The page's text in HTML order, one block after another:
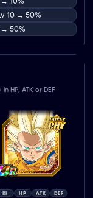
10 → 50%
→ 50%
HP, ATK or DEF
KI HP ATK DEF